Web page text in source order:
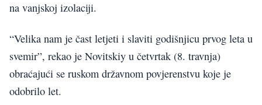
na vanjskoj izolaciji.
“Velika nam je čast letjeti i slaviti godišnjicu prvog leta u
svemir”, rekao je Novitskiy u četvrtak (8. travnja)
obraćajući se ruskom državnom povjerenstvu koje je
odobrilo let.